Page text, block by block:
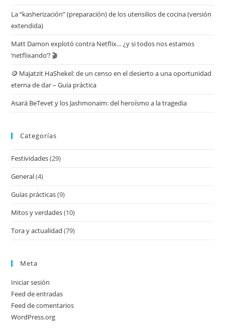
La “kasherización” (preparación) de los utensilios de cocina (versión
extendida)
Matt Damon explotó contra Netflix… ¿y si todos nos estamos
‘netflixando’? 🎬
🪙 Majatzit HaShekel: de un censo en el desierto a una oportunidad
eterna de dar – Guía práctica
Asará BeTevet y los Jashmonaim: del heroísmo a la tragedia
Categorías
Festividades(29)
General(4)
Guías prácticas(9)
Mitos y verdades(10)
Tora y actualidad (79)
Meta
Iniciar sesión
Feed de entradas
Feed de comentarios
WordPress.org